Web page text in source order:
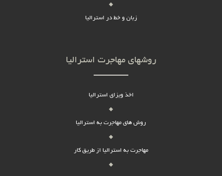
زبان و خط در استرالیا
روشهای مهاجرت استرالیا
اخذ ویزای استرالیا
روش های مهاجرت به استرالیا
مهاجرت به استرالیا از طریق کار